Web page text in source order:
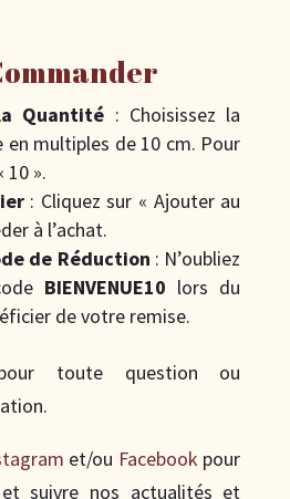
Quantité : Choisissez la
en multiples de 10 cm. Pour
10 ».
: Cliquez sur « Ajouter au
à l’achat.
de Réduction : N’oubliez
BIENVENUE10 lors du
de votre remise.
toute question ou
et/ou Facebook pour
et suivre nos actualités et